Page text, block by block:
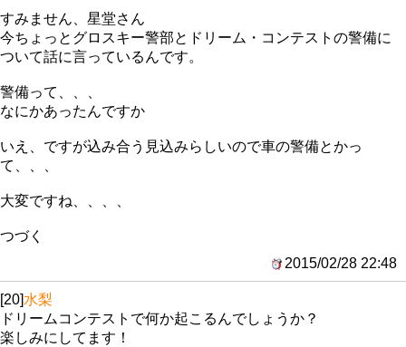
すみません、星堂さん
今ちょっとグロスキー警部とドリーム・コンテストの警備に
ついて話に言っているんです。
警備って、、、
なにかあったんですか
いえ、ですが込み合う見込みらしいので車の警備とかっ
て、、、
大変ですね、、、、
つづく
2015/02/28 22:48
[20]水梨
ドリームコンテストで何か起こるんでしょうか？
楽しみにしてます！